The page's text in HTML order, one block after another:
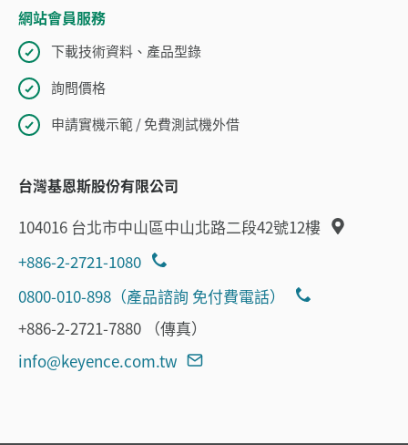
網站會員服務
下載技術資料、產品型錄
詢問價格
申請實機示範 / 免費測試機外借
台灣基恩斯股份有限公司
104016 台北市中山區中山北路二段42號12樓
+886-2-2721-1080
0800-010-898（產品諮詢 免付費電話）
+886-2-2721-7880 （傳真）
info@keyence.com.tw